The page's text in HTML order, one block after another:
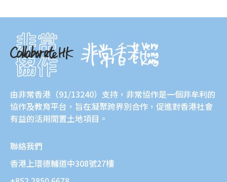
由非常香港 （91/13240）支持，非常協作是一個非牟利的
協作及教育平台，旨在凝聚跨界別合作，促進對香港社會
有益的活用閒置土地項目。
聯絡我們
香港上環德輔道中308號27樓